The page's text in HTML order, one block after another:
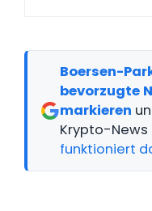
Boersen-
bevorzugte
markieren
Krypto-News
funktioniert